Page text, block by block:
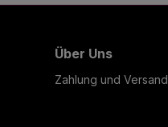
Über Uns
Zahlung und Versand